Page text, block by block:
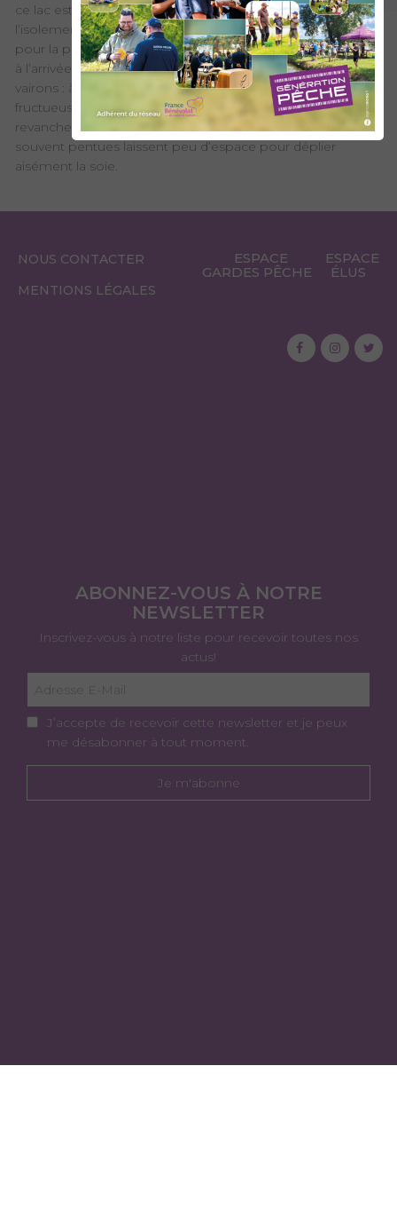
ce lac est déconseillé au pêcheur qui recherche le calme et
l’isolement. Le reste du temps, ce lac est très intéressant
pour la pêche et peut réserver quelques beaux spécimens
à l’arrivée d’eau ou à la sortie, quand les truites chassent les
vairons : à vos vairons ! La pêche à la mouche peut être
fructueuse car l’activité est assez régulière en surface. En
revanche, les lancers seront plutôt techniques, les berges
souvent pentues laissent peu d’espace pour déplier
aisément la soie.
NOUS CONTACTER
MENTIONS LÉGALES
ESPACE
GARDES PÊCHE
ESPACE
ÉLUS
ABONNEZ-VOUS À NOTRE
NEWSLETTER
Inscrivez-vous à notre liste pour recevoir toutes nos
actus!
J’accepte de recevoir cette newsletter et je peux
me désabonner à tout moment.
Je m'abonne